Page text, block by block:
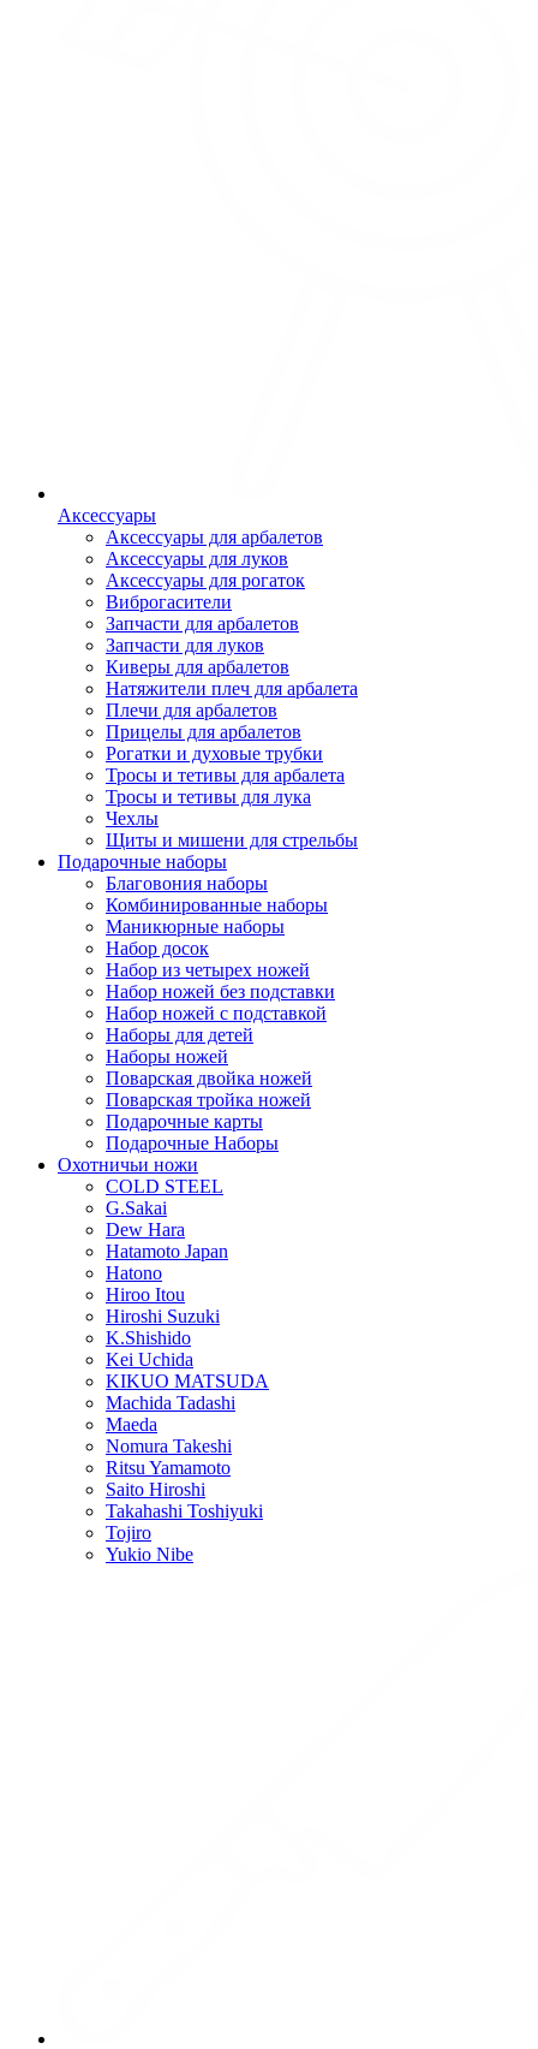
Аксессуары
Аксессуары для арбалетов
Аксессуары для луков
Аксессуары для рогаток
Виброгасители
Запчасти для арбалетов
Запчасти для луков
Киверы для арбалетов
Натяжители плеч для арбалета
Плечи для арбалетов
Прицелы для арбалетов
Рогатки и духовые трубки
Тросы и тетивы для арбалета
Тросы и тетивы для лука
Чехлы
Щиты и мишени для стрельбы
Подарочные наборы
Благовония наборы
Комбинированные наборы
Маникюрные наборы
Набор досок
Набор из четырех ножей
Набор ножей без подставки
Набор ножей с подставкой
Наборы для детей
Наборы ножей
Поварская двойка ножей
Поварская тройка ножей
Подарочные карты
Подарочные Наборы
Охотничьи ножи
COLD STEEL
G.Sakai
Dew Hara
Hatamoto Japan
Hatono
Hiroo Itou
Hiroshi Suzuki
K.Shishido
Kei Uchida
KIKUO MATSUDA
Machida Tadashi
Maeda
Nomura Takeshi
Ritsu Yamamoto
Saito Hiroshi
Takahashi Toshiyuki
Tojiro
Yukio Nibe